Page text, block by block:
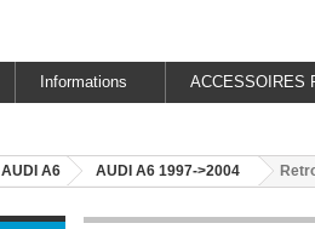
Informations ACCESSOIRES
AUDI A6 AUDI A6 1997->2004